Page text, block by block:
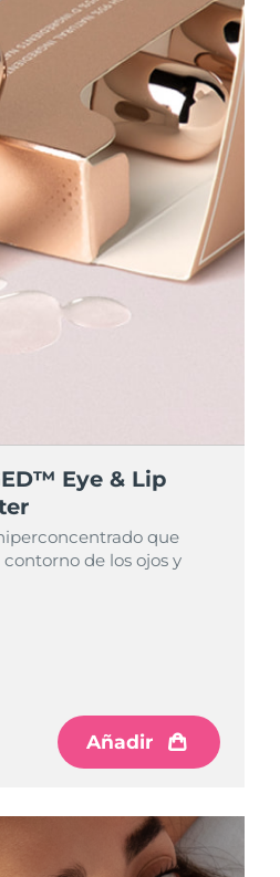
Eye & Lip
que
de los ojos y
Añadir